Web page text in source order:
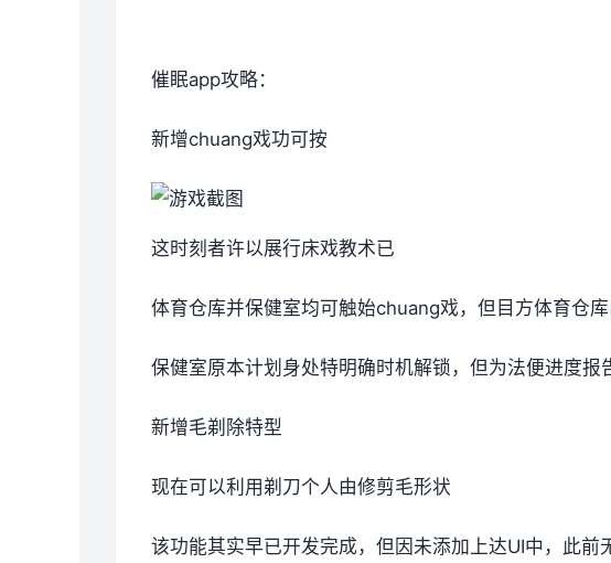
催眠app攻略：
新增chuang戏功可按
这时刻者许以展行床戏教术已
体育仓库并保健室均可触始chuang戏，但目方体育仓
保健室原本计划身处特明确时机解锁，但为法便进度
新增毛剃除特型
现在可以利用剃刀个人由修剪毛形状
该功能其实早已开发完成，但因未添加上达UI中，此前